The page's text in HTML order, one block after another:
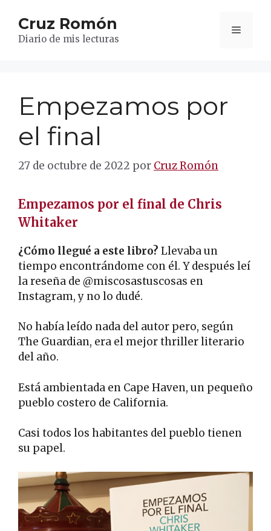
contenido
Cruz Romón
Diario de mis lecturas
Menú
Empezamos por
el final
27 de octubre de 2022 por Cruz Romón
Empezamos por el final de Chris
Whitaker
¿Cómo llegué a este libro? Llevaba un
tiempo encontrándome con él. Y después leí
la reseña de @miscosastuscosas en
Instagram, y no lo dudé.
No había leído nada del autor pero, según
The Guardian, era el mejor thriller literario
del año.
Está ambientada en Cape Haven, un pequeño
pueblo costero de California.
Casi todos los habitantes del pueblo tienen
su papel.